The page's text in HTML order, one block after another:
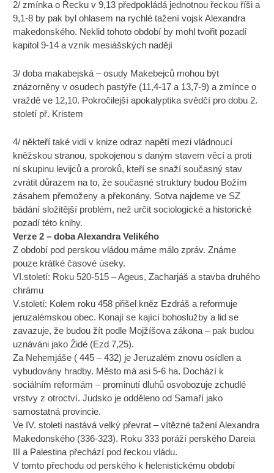
2/ zmínka o Řecku v 9,13 předpokládá jednotnou řeckou říši a
9,1-8 by pak byl ohlasem na rychlé tažení vojsk Alexandra
makedonského. Neklid tohoto období by mohl tvořit pozadí
kapitol 9-14 a vznik mesiášských nadějí
3/ doba makabejská – osudy Makebejců mohou být
znázorněny v osudech pastýře (11,4-17 a 13,7-9) a zmínce o
vraždě ve 12,10. Pokročilejší apokalyptika svědčí pro dobu 2.
století př. Kristem
4/ někteří také vidí v knize odraz napětí mezi vládnoucí
kněžskou stranou, spokojenou s daným stavem věcí a proti
ní skupinu levijců a proroků, kteří se snaží současný stav
zvrátit důrazem na to, že současné struktury budou Božím
zásahem přemoženy a překonány. Sotva najdeme ve SZ
bádání složitější problém, než určit sociologické a historické
pozadí této knihy.
Verze 2 – doba Alexandra Velikého
Z období pod perskou vládou máme málo zpráv. Známe
pouze krátké časové úseky.
VI.století: Roku 520-515 – Ageus, Zacharjáš a stavba druhého
chrámu
V.století: Kolem roku 458 přišel kněz Ezdráš a reformuje
jeruzalémskou obec. Konají se kající bohoslužby a lid se
zavazuje, že budou žít podle Mojžíšova zákona – pak budou
uznáváni jako Židé (Ezd 7,25).
Za Nehemjáše ( 445 – 432) je Jeruzalém znovu osídlen a
vybudovány hradby. Město má asi 5-6 ha. Dochází k
sociálním reformám – prominutí dluhů osvobozuje zchudlé
vrstvy z otroctví. Judsko je odděleno od Samaří jako
samostatná provincie.
Ve IV. století nastává velký převrat – vítězné tažení Alexandra
Makedonského (336-323). Roku 333 poráží perského Dareia
III a Palestina přechází pod řeckou vládu.
V tomto přechodu od perského k helenistickému období